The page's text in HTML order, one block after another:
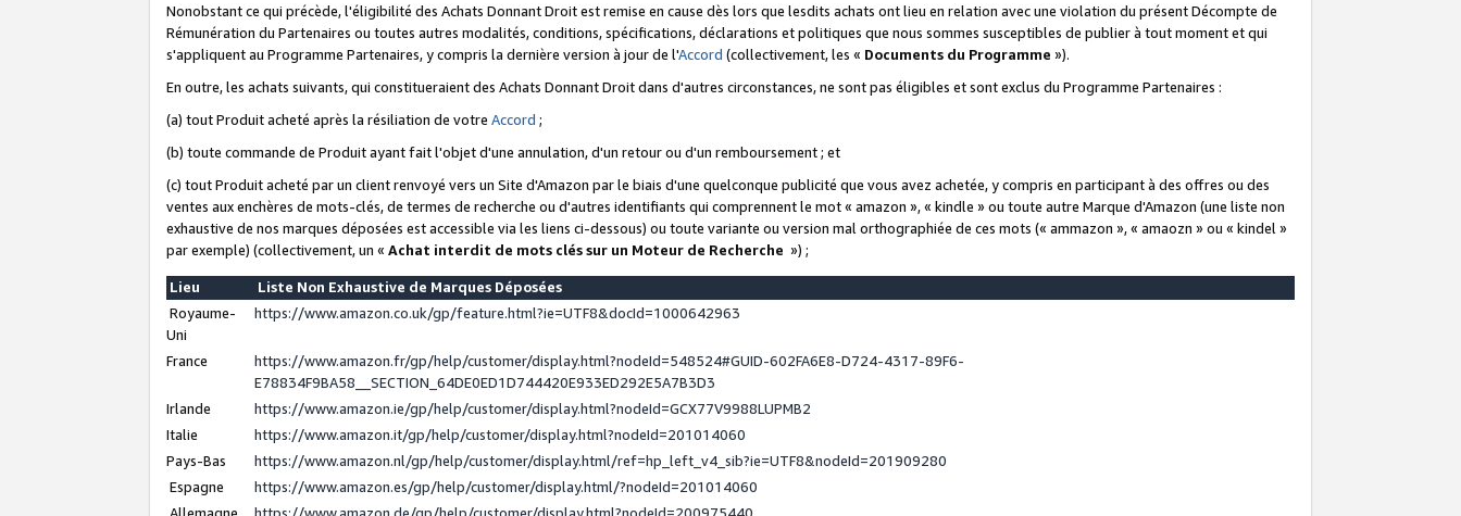
Nonobstant ce qui précède, l'éligibilité des Achats Donnant Droit est remise en cause dès lors que lesdits achats ont lieu en relation avec une violation du présent Décompte de
Rémunération du Partenaires ou toutes autres modalités, conditions, spécifications, déclarations et politiques que nous sommes susceptibles de publier à tout moment et qui
s'appliquent au Programme Partenaires, y compris la dernière version à jour de l'Accord (collectivement, les « Documents du Programme »).
En outre, les achats suivants, qui constitueraient des Achats Donnant Droit dans d'autres circonstances, ne sont pas éligibles et sont exclus du Programme Partenaires :
(a) tout Produit acheté après la résiliation de votre Accord ;
(b) toute commande de Produit ayant fait l'objet d'une annulation, d'un retour ou d'un remboursement ; et
(c) tout Produit acheté par un client renvoyé vers un Site d'Amazon par le biais d'une quelconque publicité que vous avez achetée, y compris en participant à des offres ou des
ventes aux enchères de mots-clés, de termes de recherche ou d'autres identifiants qui comprennent le mot « amazon », « kindle » ou toute autre Marque d'Amazon (une liste non
exhaustive de nos marques déposées est accessible via les liens ci-dessous) ou toute variante ou version mal orthographiée de ces mots (« ammazon », « amaozn » ou « kindel »
par exemple) (collectivement, un « Achat interdit de mots clés sur un Moteur de Recherche ») ;
Lieu
Liste Non Exhaustive de Marques Déposées
Royaume-
Uni
https://www.amazon.co.uk/gp/feature.html?ie=UTF8&docId=1000642963
France
https://www.amazon.fr/gp/help/customer/display.html?nodeId=548524#GUID-602FA6E8-D724-4317-89F6-
E78834F9BA58__SECTION_64DE0ED1D744420E933ED292E5A7B3D3
Irlande
https://www.amazon.ie/gp/help/customer/display.html?nodeId=GCX77V9988LUPMB2
Italie
https://www.amazon.it/gp/help/customer/display.html?nodeId=201014060
Pays-Bas
https://www.amazon.nl/gp/help/customer/display.html/ref=hp_left_v4_sib?ie=UTF8&nodeId=201909280
Espagne
https://www.amazon.es/gp/help/customer/display.html/?nodeId=201014060
Allemagne
https://www.amazon.de/gp/help/customer/display.html?nodeId=200975440